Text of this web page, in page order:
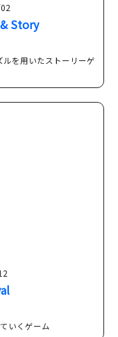
Story
を用いたストーリーゲ
いくゲーム